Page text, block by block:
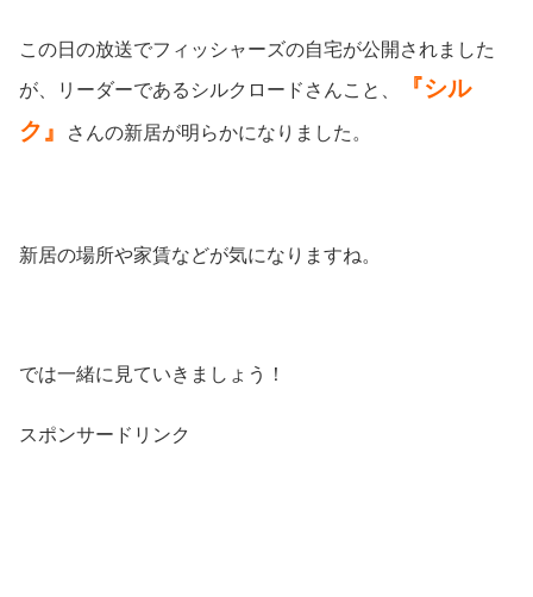
この日の放送でフィッシャーズの自宅が公開されました
が、リーダーであるシルクロードさんこと、
『シル
ク』
さんの新居が明らかになりました。
新居の場所や家賃などが気になりますね。
では一緒に見ていきましょう！
スポンサードリンク